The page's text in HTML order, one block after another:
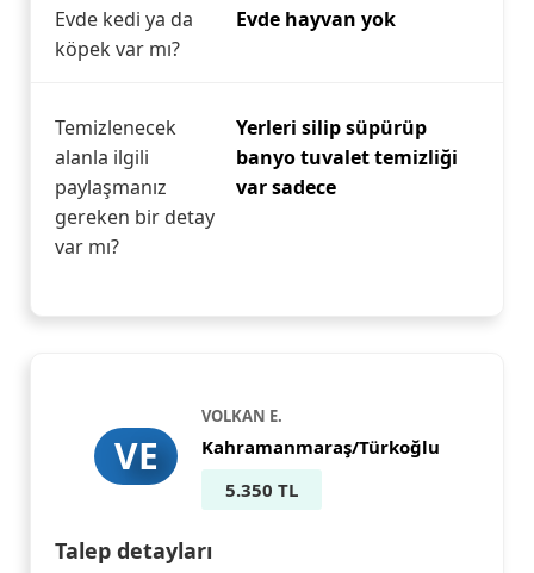
Evde kedi ya da
köpek var mı?
Evde hayvan yok
Temizlenecek
alanla ilgili
paylaşmanız
gereken bir detay
var mı?
Yerleri silip süpürüp
banyo tuvalet temizliği
var sadece
VE
VOLKAN E.
Kahramanmaraş/Türkoğlu
5.350 TL
Talep detayları